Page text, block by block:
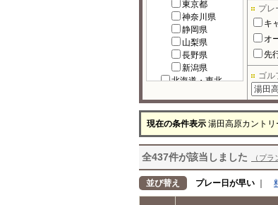
東京都
神奈川県
静岡県
山梨県
長野県
新潟県
北海道・東北
宮城県
福島県
秋田県
青森県
山形県
北陸
富山県
プレ
キ
オ
先
ゴル
現在の条件表示 湯田高原カント
全437件が該当しました （プ
並び替え プレー日が早い